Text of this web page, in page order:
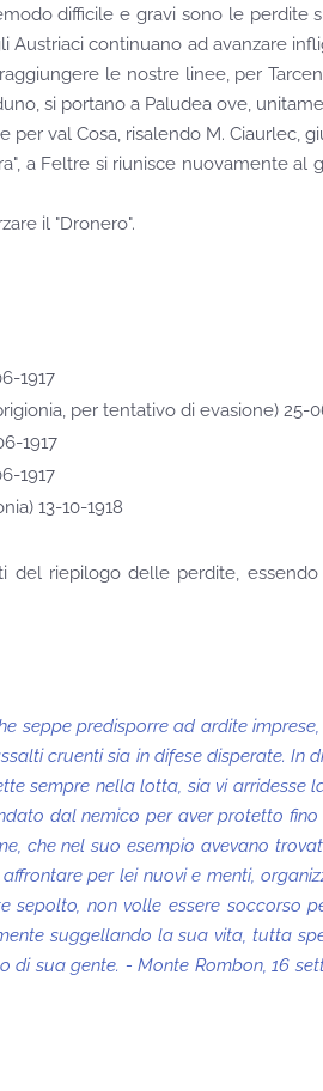
difficile e gravi sono le perdite
continuano ad avanzare
le nostre linee, per
si portano a Paludea ove,
val Cosa, risalendo M. Ciaurlec,
a Feltre si riunisce nuovamente al
il "Dronero".
1917
per tentativo di evasione) 25-
1917
1917
13-10-1918
riepilogo delle perdite,
predisporre ad ardite
cruenti sia in difese disperate. In
sempre nella lotta, sia vi arridesse
dal nemico per aver protetto
che nel suo esempio avevano
per lei nuovi e menti,
non volle essere soccorso
suggellando la sua vita, tutta
sua gente. - Monte Rombon, 16